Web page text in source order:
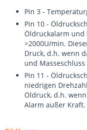
Pin 3 -
Pin 10 -
Öldruckalarm und
>2000U/min.
Druck, d.h. wenn
und
Pin 11 -
niedrigen
Öldruck, d.h.
Alarm außer Kraft.